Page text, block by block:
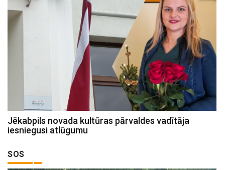
Jēkabpils novada kultūras pārvaldes vadītāja
iesniegusi atlūgumu
SOS